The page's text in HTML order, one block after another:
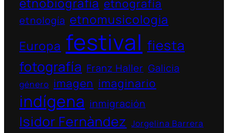
etnografía
etnología etnomusicologia
Europa festival fiesta
fotografía Franz Haller Galicia
género imagen imaginario
indígena inmigración
Isidor Fernàndez Jorgelina Barrera